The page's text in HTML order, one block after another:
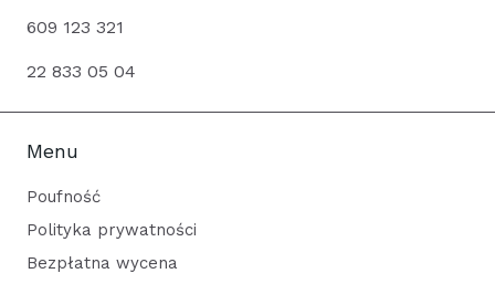
609 123 321
22 833 05 04
Menu
Poufność
Polityka prywatności
Bezpłatna wycena